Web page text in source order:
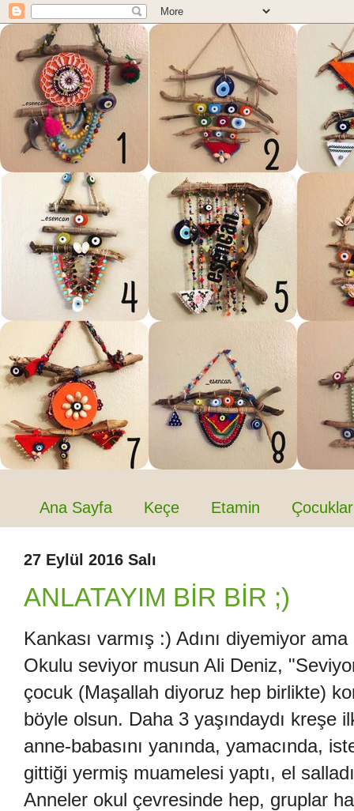
Ana Sayfa Keçe Etamin Çocuklar
27 Eylül 2016 Salı
ANLATAYIM BİR BİR ;)
Kankası varmış :) Adını diyemiyor
Okulu seviyor musun Ali Deniz,
çocuk (Maşallah diyoruz hep birlikte)
böyle olsun. Daha 3 yaşındaydı
anne-babasını yanında, yamacında,
gittiği yermiş muamelesi yaptı, el
Anneler okul çevresinde hep, gruplar